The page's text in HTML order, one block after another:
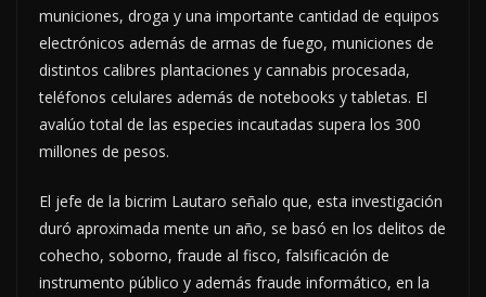
municiones, droga y una importante cantidad de equipos
electrónicos además de armas de fuego, municiones de
distintos calibres plantaciones y cannabis procesada,
teléfonos celulares además de notebooks y tabletas. El
avalúo total de las especies incautadas supera los 300
millones de pesos.
El jefe de la bicrim Lautaro señalo que, esta investigación
duró aproximada mente un año, se basó en los delitos de
cohecho, soborno, fraude al fisco, falsificación de
instrumento público y además fraude informático, en la